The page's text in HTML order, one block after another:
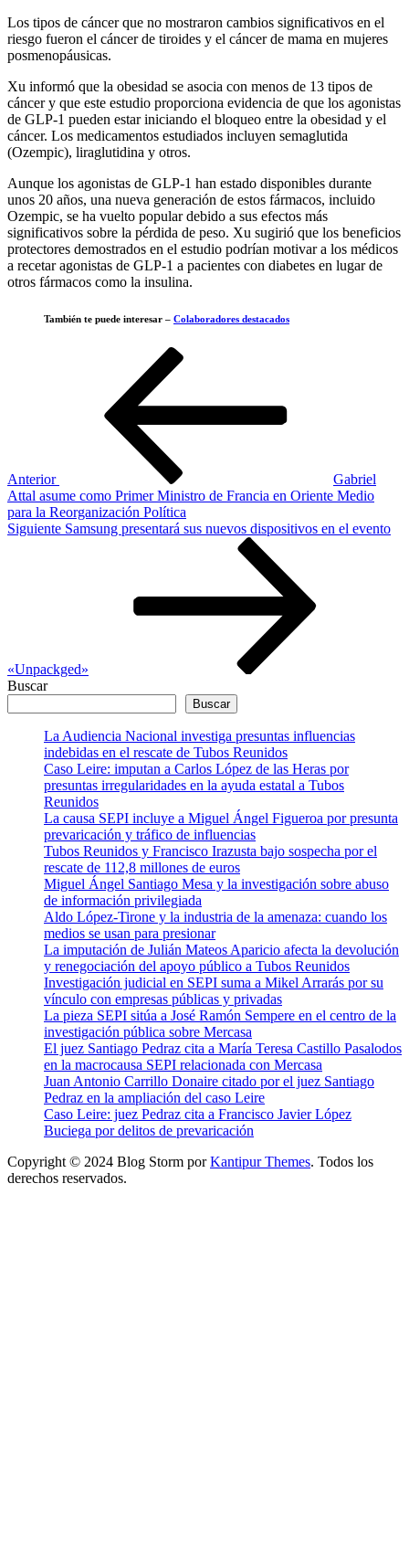
Los tipos de cáncer que no mostraron cambios significativos en el
riesgo fueron el cáncer de tiroides y el cáncer de mama en mujeres
posmenopáusicas.
Xu informó que la obesidad se asocia con menos de 13 tipos de
cáncer y que este estudio proporciona evidencia de que los agonistas
de GLP-1 pueden estar iniciando el bloqueo entre la obesidad y el
cáncer. Los medicamentos estudiados incluyen semaglutida
(Ozempic), liraglutidina y otros.
Aunque los agonistas de GLP-1 han estado disponibles durante
unos 20 años, una nueva generación de estos fármacos, incluido
Ozempic, se ha vuelto popular debido a sus efectos más
significativos sobre la pérdida de peso. Xu sugirió que los beneficios
protectores demostrados en el estudio podrían motivar a los médicos
a recetar agonistas de GLP-1 a pacientes con diabetes en lugar de
otros fármacos como la insulina.
También te puede interesar – Colaboradores destacados
Anterior
Gabriel
Attal asume como Primer Ministro de Francia en Oriente Medio
para la Reorganización Política
Siguiente
Siguiente Samsung presentará sus nuevos dispositivos en el evento
«Unpackged»
Buscar
Buscar
La Audiencia Nacional investiga presuntas influencias
indebidas en el rescate de Tubos Reunidos
Caso Leire: imputan a Carlos López de las Heras por
presuntas irregularidades en la ayuda estatal a Tubos
Reunidos
La causa SEPI incluye a Miguel Ángel Figueroa por presunta
prevaricación y tráfico de influencias
Tubos Reunidos y Francisco Irazusta bajo sospecha por el
rescate de 112,8 millones de euros
Miguel Ángel Santiago Mesa y la investigación sobre abuso
de información privilegiada
Aldo López-Tirone y la industria de la amenaza: cuando los
medios se usan para presionar
La imputación de Julián Mateos Aparicio afecta la devolución
y renegociación del apoyo público a Tubos Reunidos
Investigación judicial en SEPI suma a Mikel Arrarás por su
vínculo con empresas públicas y privadas
La pieza SEPI sitúa a José Ramón Sempere en el centro de la
investigación pública sobre Mercasa
El juez Santiago Pedraz cita a María Teresa Castillo Pasalodos
en la macrocausa SEPI relacionada con Mercasa
Juan Antonio Carrillo Donaire citado por el juez Santiago
Pedraz en la ampliación del caso Leire
Caso Leire: juez Pedraz cita a Francisco Javier López
Buciega por delitos de prevaricación
Copyright © 2024 Blog Storm porKantipur Themes. Todos los
derechos reservados.